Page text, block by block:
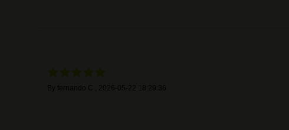
fernando C. 2026-05-22 18:29:36